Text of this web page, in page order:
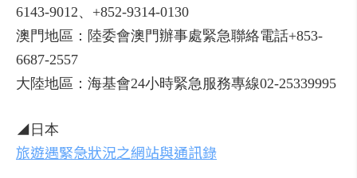
6143-9012、+852-9314-0130
澳門地區：陸委會澳門辦事處緊急聯絡電話+853-
6687-2557
大陸地區：海基會24小時緊急服務專線02-25339995
◢日本
旅遊遇緊急狀況之網站與通訊錄